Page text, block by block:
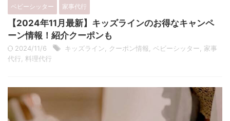
ベビーシッター 家事代行
【2024年11月最新】キッズラインのお得なキャンペ
ーン情報！紹介クーポンも
2024/11/6 キッズライン クーポン情報 ベビーシッター
家事
代行 料理代行